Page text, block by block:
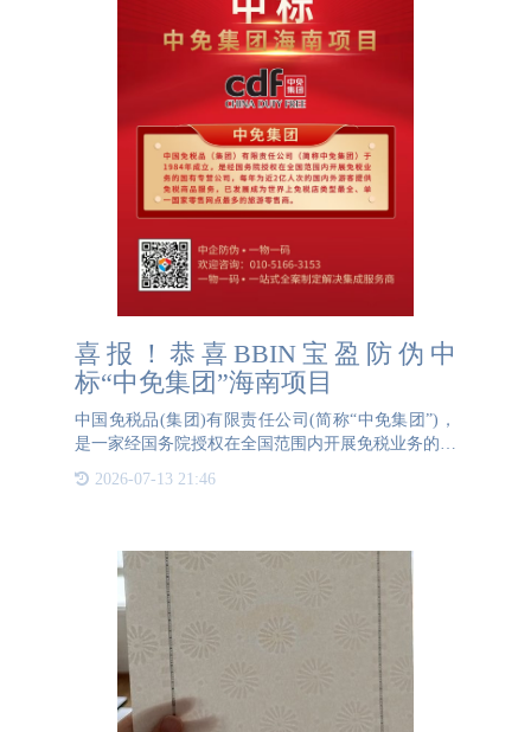
喜报！恭喜BBIN宝盈防伪中
标“中免集团”海南项目
中国免税品(集团)有限责任公司(简称“中免集团”)，
是一家经国务院授权在全国范围内开展免税业务的国
有专营公司。成立于1984年。中国免税品集团在中国
30多个省、市、自治区、特别行政区和柬埔寨等地设
2026-07-13 21:46